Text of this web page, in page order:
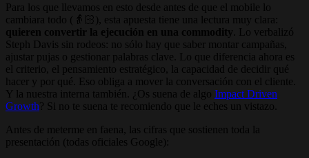
Para los que llevamos en esto desde antes de que el mobile lo
cambiara todo (👵🏻), esta apuesta tiene una lectura muy clara:
quieren convertir la ejecución en una commodity
. Lo verbalizó
Steph Davis sin rodeos: no sólo hay que saber montar campañas,
ajustar pujas o gestionar palabras clave. Lo que diferencia ahora es
el criterio, el pensamiento estratégico, la capacidad de decidir qué
hacer y por qué. Eso obliga a mover la conversación con el cliente.
Y la nuestra interna también. ¿Os suena de algo Impact Driven
Growth ? Si no te suena te recomiendo que le eches un vistazo.
Antes de meterme en faena, las cifras que sostienen toda la
presentación (todas oficiales Google):